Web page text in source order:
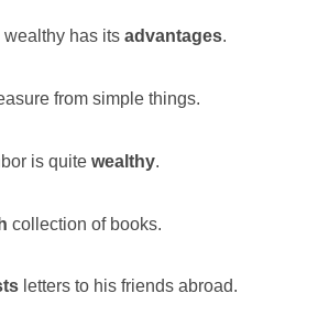
wealthy has its advantages.
from simple things.
is quite wealthy.
collection of books.
letters to his friends abroad.